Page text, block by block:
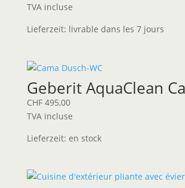
TVA incluse
Lieferzeit: livrable dans les 7 jours
Geberit AquaClean
CHF495,00
TVA incluse
Lieferzeit: en stock